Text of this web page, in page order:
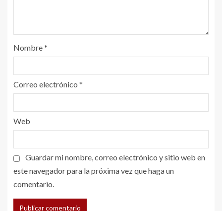
Nombre*
Correo electrónico *
Web
Guardar mi nombre, correo electrónico y sitio web en
este navegador para la próxima vez que haga un
comentario.